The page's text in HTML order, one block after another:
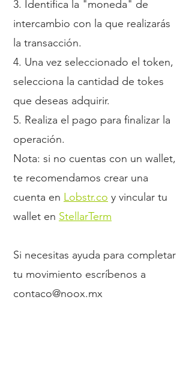
3. Identifica la "moneda" de
intercambio con la que realizarás
la transacción.
4. Una vez seleccionado el token,
selecciona la cantidad de tokes
que deseas adquirir.
5. Realiza el pago para finalizar la
operación.
Nota: si no cuentas con un wallet,
te recomendamos crear una
cuenta en Lobstr.co y vincular tu
wallet en StellarTerm
Si necesitas ayuda para completar
tu movimiento escríbenos a
contaco@noox.mx